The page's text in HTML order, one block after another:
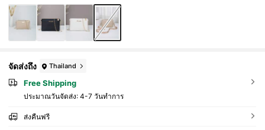
จัดส่งถึง Thailand
Free Shipping
ประมาณวันจัดส่ง: 4-7 วันทำการ
ส่งคืนฟรี